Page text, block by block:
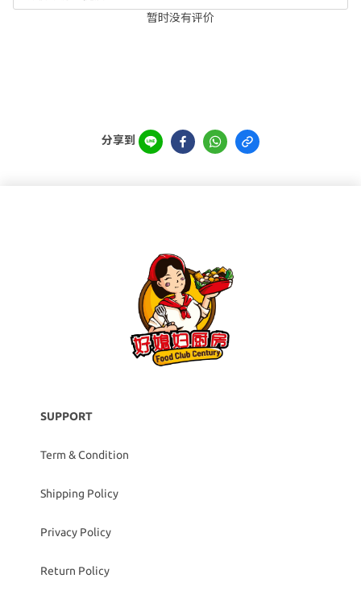
暂时没有评价
分享到
SUPPORT
Term & Condition
Shipping Policy
Privacy Policy
Return Policy